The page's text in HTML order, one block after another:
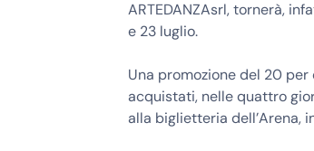
ARTEDANZAsrl, tornerà,
e 23 luglio.
Una promozione del 20
acquistati, nelle quattro
alla biglietteria dell’Arena,